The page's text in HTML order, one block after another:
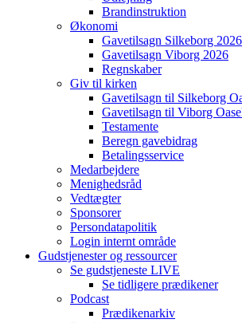
Brandinstruktion
Økonomi
Gavetilsagn Silkeborg 2026
Gavetilsagn Viborg 2026
Regnskaber
Giv til kirken
Gavetilsagn til Silkeborg
Gavetilsagn til Viborg
Testamente
Beregn gavebidrag
Betalingsservice
Medarbejdere
Menighedsråd
Vedtægter
Sponsorer
Persondatapolitik
Login internt område
Gudstjenester og ressourcer
Se gudstjeneste LIVE
Se tidligere prædikener
Podcast
Prædikenarkiv